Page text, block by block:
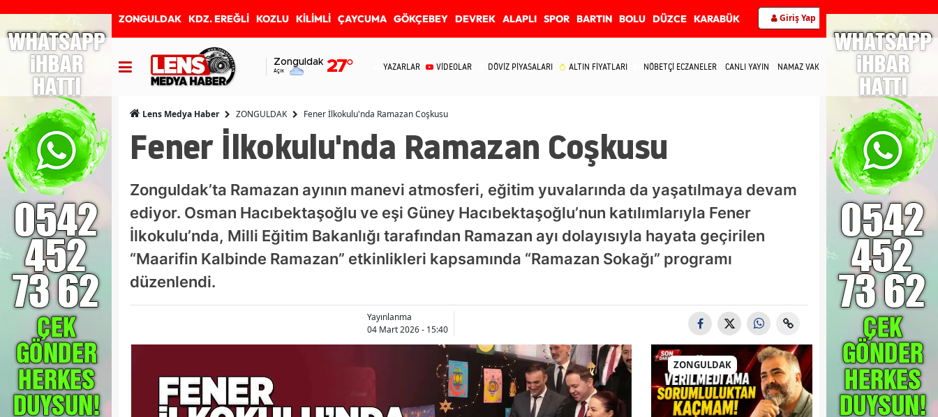
ZONGULDAK KDZ. EREĞLİ KOZLU KİLİMLİ ÇAYCUMA GÖKÇEBEY DEVREK ALAPLI SPOR BARTIN BOLU DÜZCE KARABÜK Giriş Yap
Zonguldak
Açık 27° YAZARLAR VİDEOLAR DÖVİZ PİYASALARI ALTIN FİYATLARI NÖBETÇİ ECZANELER CANLI YAYIN NAMAZ VAKİTLERİ İLETİŞİM
Lens Medya Haber ZONGULDAK Fener İlkokulu'nda Ramazan Coşkusu
Fener İlkokulu'nda Ramazan Coşkusu
Zonguldak’ta Ramazan ayının manevi atmosferi, eğitim yuvalarında da yaşatılmaya devam
ediyor. Osman Hacıbektaşoğlu ve eşi Güney Hacıbektaşoğlu’nun katılımlarıyla Fener
İlkokulu’nda, Milli Eğitim Bakanlığı tarafından Ramazan ayı dolayısıyla hayata geçirilen
“Maarifin Kalbinde Ramazan” etkinlikleri kapsamında “Ramazan Sokağı” programı
düzenlendi.
Yayınlanma
04 Mart 2026 - 15:40
ZONGULDAK